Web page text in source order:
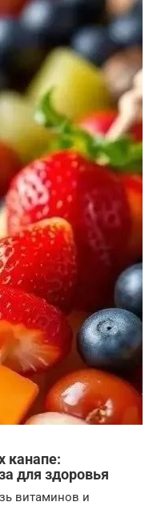
канапе:
для здоровья
витаминов и